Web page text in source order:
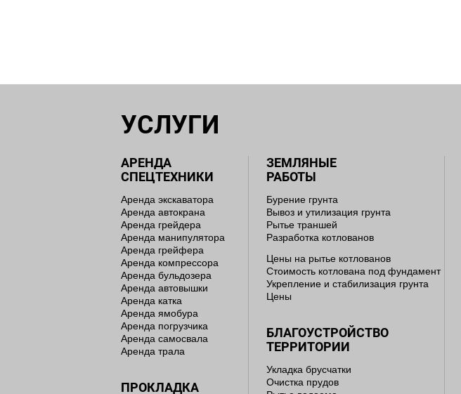
УСЛУГИ
АРЕНДА
СПЕЦТЕХНИКИ
Аренда экскаватора
Аренда автокрана
Аренда грейдера
Аренда манипулятора
Аренда грейфера
Аренда компрессора
Аренда бульдозера
Аренда автовышки
Аренда катка
Аренда ямобура
Аренда погрузчика
Аренда самосвала
Аренда трала
ПРОКЛАДКА
ЗЕМЛЯНЫЕ
РАБОТЫ
Бурение грунта
Вывоз и утилизация грунта
Рытье траншей
Разработка котлованов
Цены на рытье котлованов
Стоимость котлована под фундамент
Укрепление и стабилизация грунта
Цены
БЛАГОУСТРОЙСТВО
ТЕРРИТОРИИ
Укладка брусчатки
Очистка прудов